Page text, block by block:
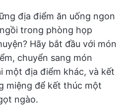
địa điểm ăn uống ngon
trong phòng họp
Hãy bắt đầu với món
chuyển sang món
một địa điểm khác, và kết
miệng để kết thúc một
ngào.